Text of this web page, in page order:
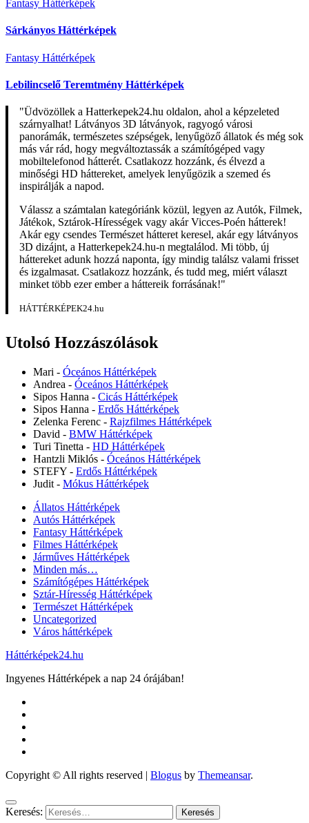
Fantasy Háttérképek
Sárkányos Háttérképek
Fantasy Háttérképek
Lebilincselő Teremtmény Háttérképek
"Üdvözöllek a Hatterkepek24.hu oldalon, ahol a képzeleted
szárnyalhat! Látványos 3D látványok, ragyogó városi
panorámák, természetes szépségek, lenyűgöző állatok és még sok
más vár rád, hogy megváltoztassák a számítógéped vagy
mobiltelefonod hátterét. Csatlakozz hozzánk, és élvezd a
minőségi HD háttereket, amelyek lenyűgözik a szemed és
inspirálják a napod.
Válassz a számtalan kategóriánk közül, legyen az Autók, Filmek,
Játékok, Sztárok-Hírességek vagy akár Vicces-Poén hátterek!
Akár egy csendes Természet hátteret keresel, akár egy látványos
3D dizájnt, a Hatterkepek24.hu-n megtalálod. Mi több, új
háttereket adunk hozzá naponta, így mindig találsz valami frisset
és izgalmasat. Csatlakozz hozzánk, és tudd meg, miért választ
minket több ezer ember a háttereik forrásának!"
HÁTTÉRKÉPEK24.hu
Utolsó Hozzászólások
Mari - Óceános Háttérképek
Andrea - Óceános Háttérképek
Sipos Hanna - Cicás Háttérképek
Sipos Hanna - Erdős Háttérképek
Zelenka Ferenc - Rajzfilmes Háttérképek
David - BMW Háttérképek
Turi Tinetta - HD Háttérképek
Hantzli Miklós - Óceános Háttérképek
STEFY - Erdős Háttérképek
Judit - Mókus Háttérképek
Állatos Háttérképek
Autós Háttérképek
Fantasy Háttérképek
Filmes Háttérképek
Járműves Háttérképek
Minden más…
Számítógépes Háttérképek
Sztár-Híresség Háttérképek
Természet Háttérképek
Uncategorized
Város háttérképek
Háttérképek24.hu
Ingyenes Háttérképek a nap 24 órájában!
Copyright © All rights reserved | Blogus by Themeansar.
Keresés: